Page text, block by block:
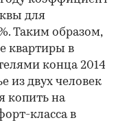
для
Таким образом,
квартиры в
конца 2014
из двух человек
копить на
класса в